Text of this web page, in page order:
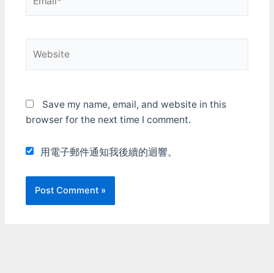
Save my name, email, and website in this
browser for the next time I comment.
用電子郵件通知我後續的迴響。